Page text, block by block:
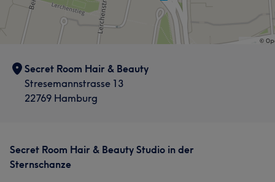
Secret Room Hair & Beauty
Stresemannstrasse 13
22769 Hamburg
Secret Room Hair & Beauty Studio in der
Sternschanze